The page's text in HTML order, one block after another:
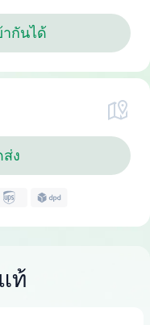
กันได้
ง
ท้